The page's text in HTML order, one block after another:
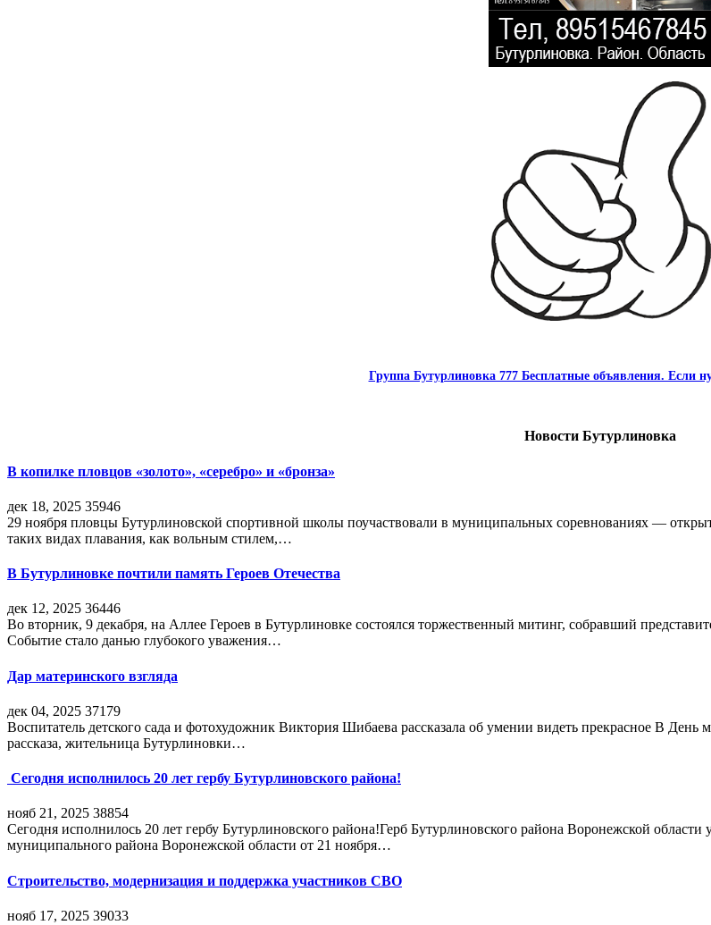
Группа Бутурлиновка 777 Бесплатные объявления. Если
Новости Бутурлиновка
В копилке пловцов «золото», «серебро» и «бронза»
дек 18, 2025 35946
29 ноября пловцы Бутурлиновской спортивной школы поучаствовали в муниципальных соревнованиях —
таких видах плавания, как вольным стилем,…
В Бутурлиновке почтили память Героев Отечества
дек 12, 2025 36446
Во вторник, 9 декабря, на Аллее Героев в Бутурлиновке состоялся торжественный митинг, собравший
Событие стало данью глубокого уважения…
Дар материнского взгляда
дек 04, 2025 37179
Воспитатель детского сада и фотохудожник Виктория Шибаева рассказала об умении видеть прекрасное В
рассказа, жительница Бутурлиновки…
Сегодня исполнилось 20 лет гербу Бутурлиновского района!
нояб 21, 2025 38854
Сегодня исполнилось 20 лет гербу Бутурлиновского района!Герб Бутурлиновского района Воронежской
муниципального района Воронежской области от 21 ноября…
Строительство, модернизация и поддержка участников СВО
нояб 17, 2025 39033